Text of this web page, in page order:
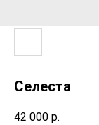
Селеста
42 000 р.